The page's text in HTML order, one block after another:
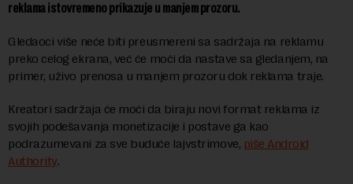
reklama istovremeno prikazuje u manjem prozoru.
Gledaoci više neće biti preusmereni sa sadržaja na reklamu
preko celog ekrana, već će moći da nastave sa gledanjem, na
primer, uživo prenosa u manjem prozoru dok reklama traje.
Kreatori sadržaja će moći da biraju novi format reklama iz
svojih podešavanja monetizacije i postave ga kao
podrazumevani za sve buduće lajvstrimove, piše Android
Authority.